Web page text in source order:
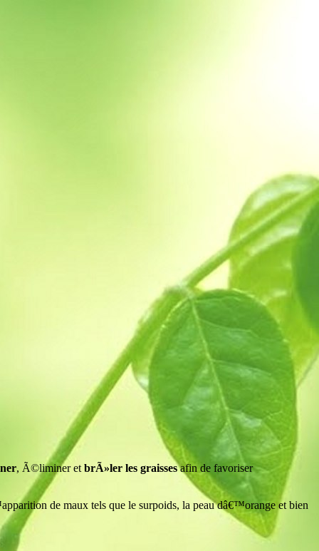
, Ã©liminer et brÃ»ler les graissesafin de favoriser
de maux tels que le surpoids, la peau dâ€™orange et bien